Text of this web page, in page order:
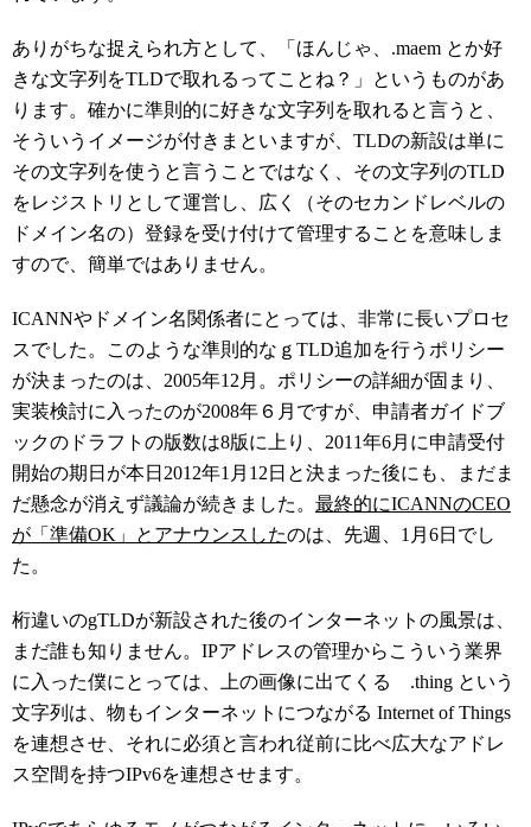
ありがちな捉えられ方として、「ほんじゃ、.maem とか好
きな文字列をTLDで取れるってことね？」というものがあ
ります。確かに準則的に好きな文字列を取れると言うと、
そういうイメージが付きまといますが、TLDの新設は単に
その文字列を使うと言うことではなく、その文字列のTLD
をレジストリとして運営し、広く（そのセカンドレベルの
ドメイン名の）登録を受け付けて管理することを意味しま
すので、簡単ではありません。
ICANNやドメイン名関係者にとっては、非常に長いプロセ
スでした。このような準則的なｇTLD追加を行うポリシー
が決まったのは、2005年12月。ポリシーの詳細が固まり、
実装検討に入ったのが2008年６月ですが、申請者ガイドブ
ックのドラフトの版数は8版に上り、2011年6月に申請受付
開始の期日が本日2012年1月12日と決まった後にも、まだま
だ懸念が消えず議論が続きました。 最終的にICANNのCEO
が「準備OK」とアナウンスしたのは、先週、1月6日でし
た。
桁違いのgTLDが新設された後のインターネットの風景は、
まだ誰も知りません。IPアドレスの管理からこういう業界
に入った僕にとっては、上の画像に出てくる .thing という
文字列は、物もインターネットにつながる Internet of Things
を連想させ、それに必須と言われ従前に比べ広大なアドレ
ス空間を持つIPv6を連想させます。